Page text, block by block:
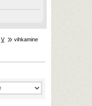
V vihkamine